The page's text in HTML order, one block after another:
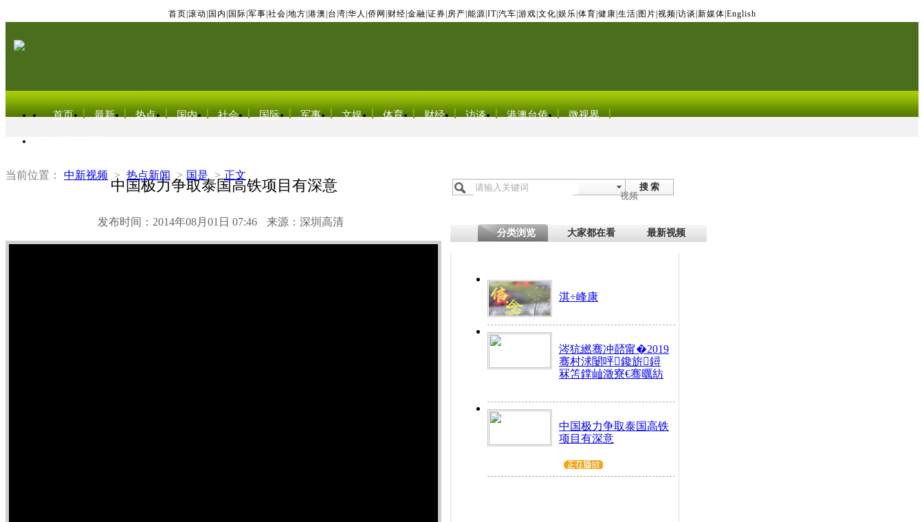
首页 滚动 国内 国际 军事 社会 地方 港澳 台湾 华人 侨网 财经 金融 证券 房产 能源 IT| 汽车 游戏 文化 娱乐 体育 健康 生活 图片 视频 访谈 新媒体 English
首页 最新 热点 国内 社会 国际 军事 文娱 体育 财经 访谈 港澳台侨 微视界
当前位置： 中新视频 > 热点新闻 > 国是 > 正文
中国极力争取泰国高铁项目有深意
发布时间：2014年08月01日 07:46 来源：深圳高清
搜 索
视频
分类浏览 大家都在看 最新视频
淇÷峰康
涔犺繎骞冲嚭甯�2019
骞村浗闄呯鑱旂鐞
冧笘鐣屾澂寮€骞曞紡
中国极力争取泰国高铁
项目有深意